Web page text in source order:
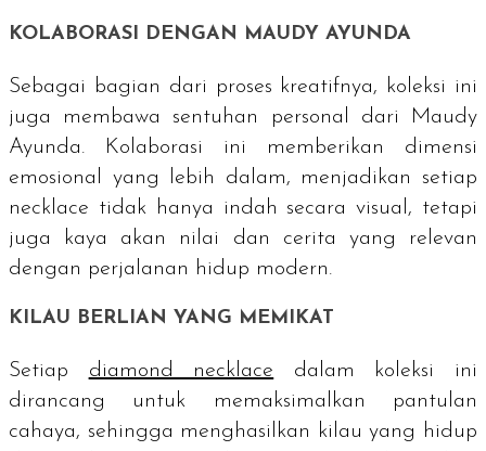
KOLABORASI DENGAN MAUDY AYUNDA
Sebagai bagian dari proses kreatifnya, koleksi ini
juga membawa sentuhan personal dari Maudy
Ayunda. Kolaborasi ini memberikan dimensi
emosional yang lebih dalam, menjadikan setiap
necklace tidak hanya indah secara visual, tetapi
juga kaya akan nilai dan cerita yang relevan
dengan perjalanan hidup modern.
KILAU BERLIAN YANG MEMIKAT
Setiap diamond necklace dalam koleksi ini
dirancang untuk memaksimalkan pantulan
cahaya, sehingga menghasilkan kilau yang hidup